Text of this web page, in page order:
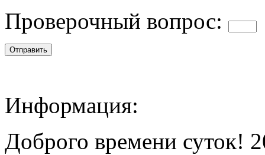
Проверочный вопрос:
Информация:
Доброго времени суток!